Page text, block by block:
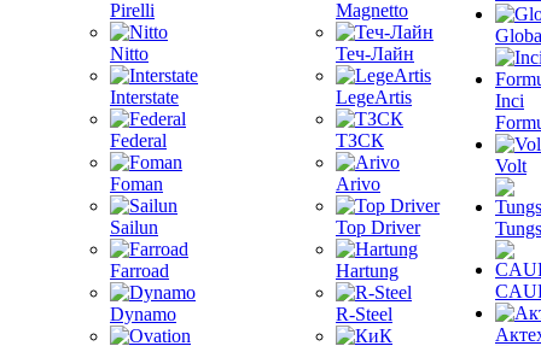
Pirelli
Nitto
Interstate
Federal
Foman
Sailun
Farroad
Dynamo
Magnetto
Теч-Лайн
LegeArtis
ТЗСК
Arivo
Top Driver
Hartung
R-Steel
Inci
Volt